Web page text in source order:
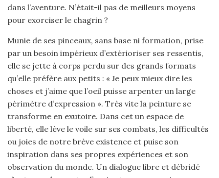
dans l’aventure. N’était-il pas de meilleurs moyens
pour exorciser le chagrin ?
Munie de ses pinceaux, sans base ni formation, prise
par un besoin impérieux d’extérioriser ses ressentis,
elle se jette à corps perdu sur des grands formats
qu’elle préfère aux petits : « Je peux mieux dire les
choses et j’aime que l’oeil puisse arpenter un large
périmètre d’expression ». Très vite la peinture se
transforme en exutoire. Dans cet un espace de
liberté, elle lève le voile sur ses combats, les difficultés
ou joies de notre brève existence et puise son
inspiration dans ses propres expériences et son
observation du monde. Un dialogue libre et débridé